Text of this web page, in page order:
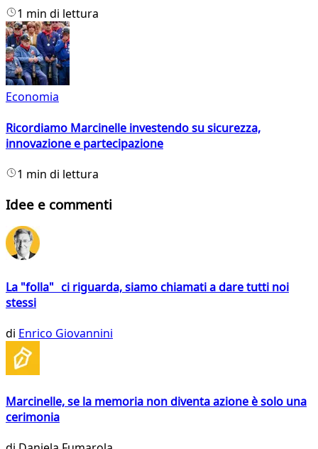
1 min di lettura
Economia
Ricordiamo Marcinelle investendo su sicurezza,
innovazione e partecipazione
1 min di lettura
Idee e commenti
La "folla" ci riguarda, siamo chiamati a dare tutti noi
stessi
di Enrico Giovannini
Marcinelle, se la memoria non diventa azione è solo una
cerimonia